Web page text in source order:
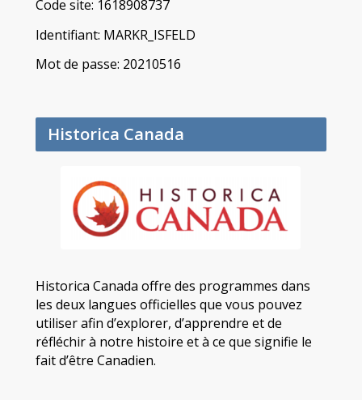
Code site: 1618908737
Identifiant: MARKR_ISFELD
Mot de passe: 20210516
Historica Canada
Historica Canada offre des programmes dans
les deux langues officielles que vous pouvez
utiliser afin d’explorer, d’apprendre et de
réfléchir à notre histoire et à ce que signifie le
fait d’être Canadien.